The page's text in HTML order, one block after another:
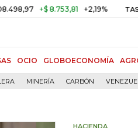
+$ 8.753,81 +2,19% TASA DE
OCIO GLOBOECONOMÍA
MINERÍA CARBÓN
HACIENDA